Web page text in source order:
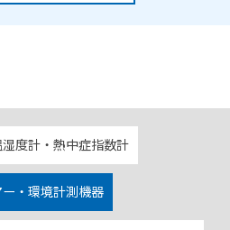
度計・熱中症指数計
ー・環境計測機器